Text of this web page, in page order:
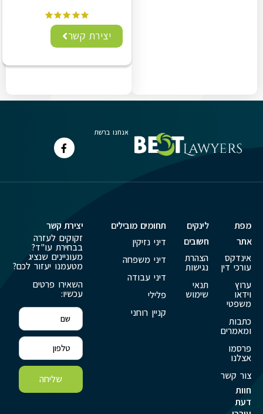
יצירת קשר
אנחנו ברשת
מפת
אתר
אינדקס
עורכי דין
ערוץ
וידאו
משפטי
כתבות
ומאמרים
פרסמו
אצלנו
צור קשר
חוות
דעת
לינקים
חשובים
הצהרת
נגישות
תנאי
שימוש
תחומים מובילים
דיני נזיקין
דיני משפחה
דיני עבודה
פלילי
קניין רוחני
יצירת קשר
זקוקים לעזרה
בבחירת עו"ד?
מעוניינים שנציג
מטעמנו יעזור לכם?
השאירו פרטים
עכשיו:
שליחה